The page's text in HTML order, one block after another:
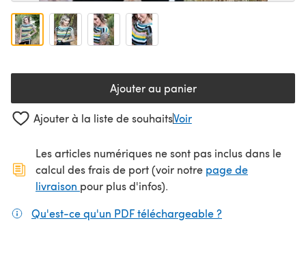
Ajouter au panier
Ajouter à la liste de souhaitsVoir
Les articles numériques ne sont pas inclus dans le
calcul des frais de port (voir notre page de
livraison (s'ouvre dans un nouvel onglet)
pour plus d'infos).
Qu'est-ce qu'un PDF téléchargeable ?